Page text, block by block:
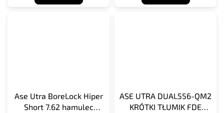
Ase Utra BoreLock Hiper
Short 7.62 hamulec
ASE UTRA DUAL556-QM2
KRÓTKI TŁUMIK FDE